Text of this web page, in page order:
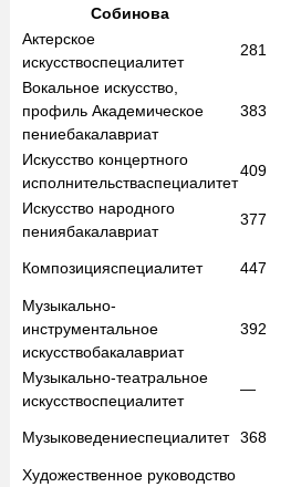
Собинова
Актерское
искусствоспециалитет
281
Вокальное искусство,
профиль Академическое
пениебакалавриат
383
Искусство концертного
исполнительстваспециалитет
409
Искусство народного
пениябакалавриат
377
Композицияспециалитет 447
Музыкально-
инструментальное
искусствобакалавриат
392
Музыкально-театральное
искусствоспециалитет
—
Музыковедениеспециалитет 368
Художественное руководство